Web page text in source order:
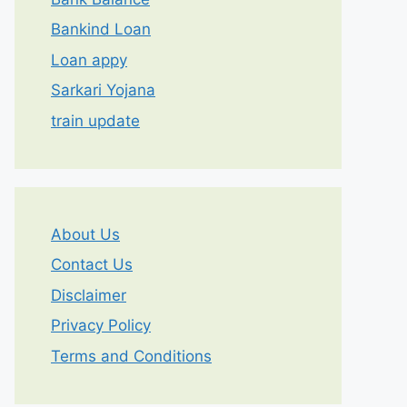
Bankind Loan
Loan appy
Sarkari Yojana
train update
About Us
Contact Us
Disclaimer
Privacy Policy
Terms and Conditions